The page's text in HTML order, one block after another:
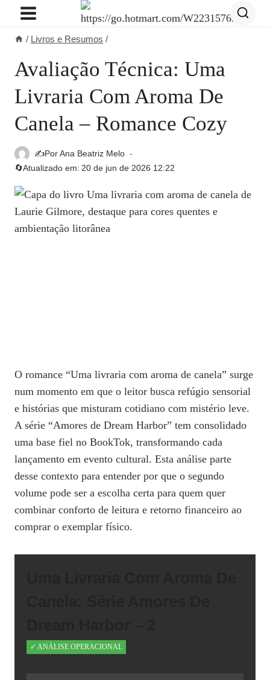
Pular
/ Livros e Resumos /
Avaliação Técnica: Uma
Livraria Com Aroma De
Canela – Romance Cozy
✍️PorAna Beatriz Melo
🔄Atualizado em: 20 de jun de 2026 12:22
O romance “Uma livraria com aroma de canela” surge
num momento em que o leitor busca refúgio sensorial
e histórias que misturam cotidiano com mistério leve.
A série “Amores de Dream Harbor” tem consolidado
uma base fiel no BookTok, transformando cada
lançamento em evento cultural. Esta análise parte
desse contexto para entender por que o segundo
volume pode ser a escolha certa para quem quer
combinar conforto de leitura e retorno financeiro ao
comprar o exemplar físico.
✓ ANÁLISE OPERACIONAL